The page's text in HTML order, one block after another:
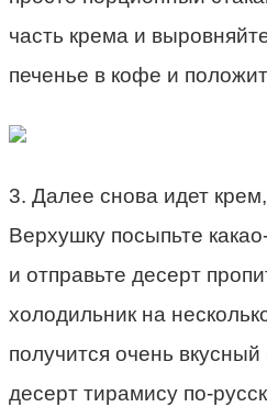
часть крема и
печенье в кофе и
3. Далее снова идет
Верхушку посыпьте
и отправьте десерт
холодильник на
получится очень
десерт тирамису по-